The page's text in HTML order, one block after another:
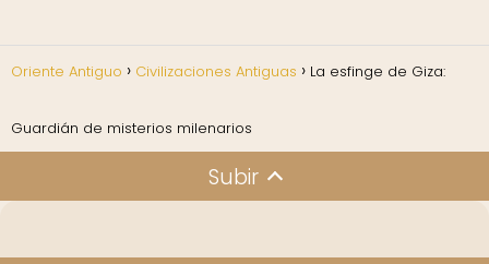
Oriente Antiguo Civilizaciones Antiguas La esfinge de Giza:
Guardián de misterios milenarios
Subir